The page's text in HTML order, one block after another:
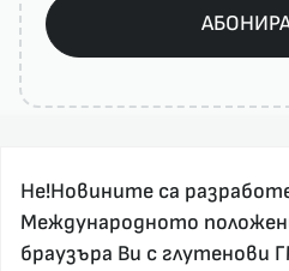
Не!Новините са
Международното
браузъра Ви с глутенови